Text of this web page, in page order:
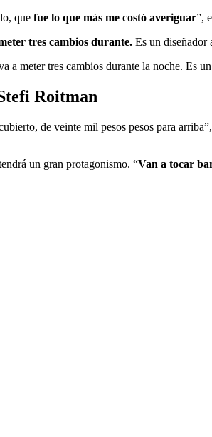
que fue lo que más me costó averiguar”,
tres cambios durante. Es un diseñador
a meter tres cambios durante la noche. Es
Roitman
de veinte mil pesos pesos para
un gran protagonismo. “Van a tocar